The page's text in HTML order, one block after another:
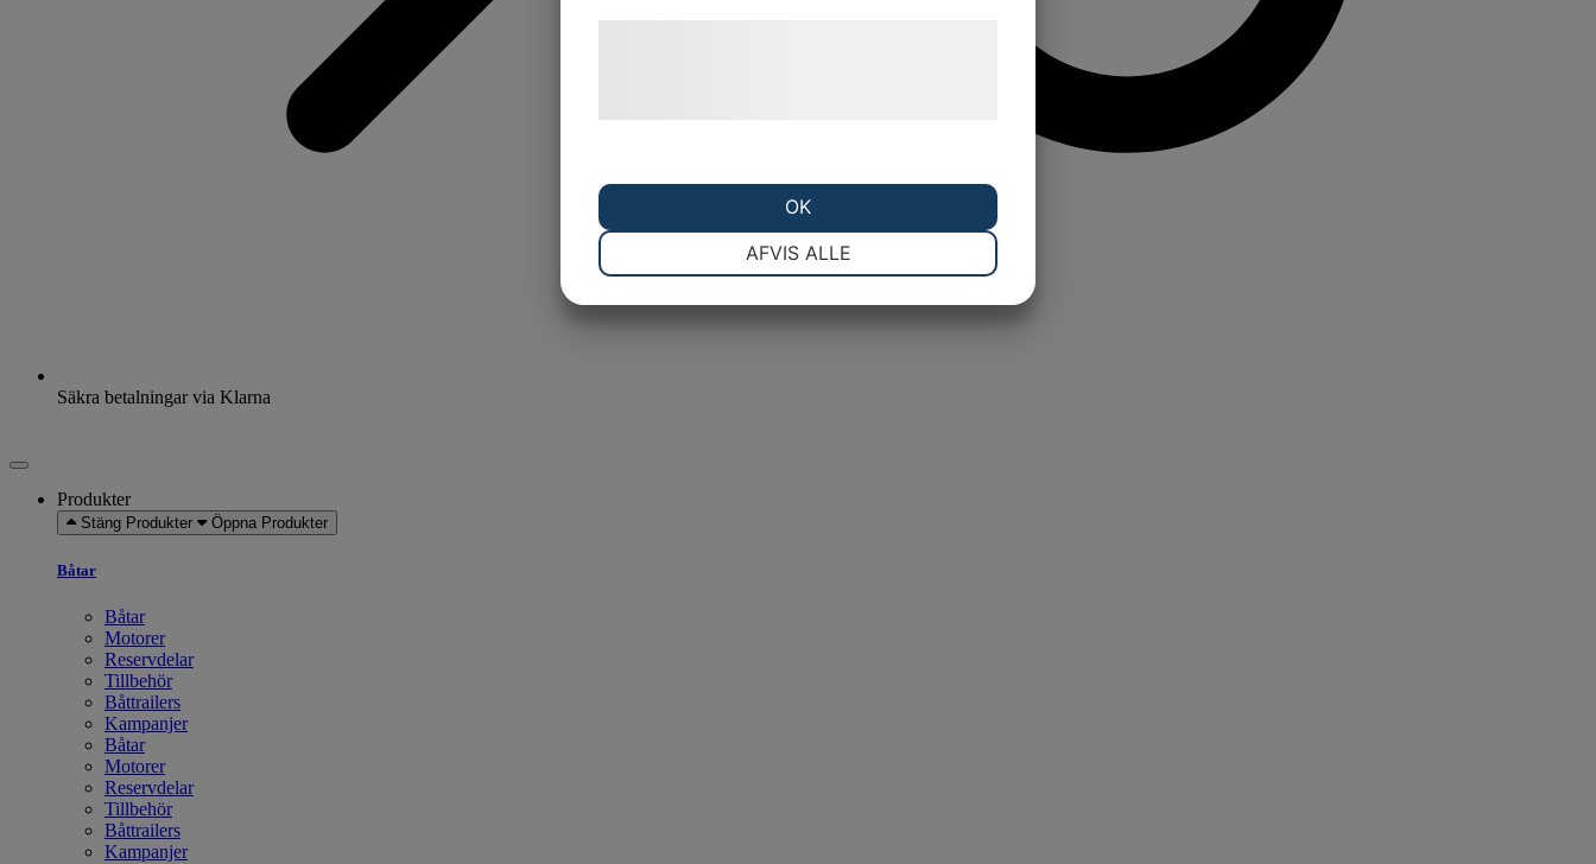
Säkra betalningar via Klarna
Produkter
Stäng Produkter Öppna Produkter
Båtar
Båtar
Motorer
Reservdelar
Tillbehör
Båttrailers
Kampanjer
Båtar
Motorer
Reservdelar
Tillbehör
Båttrailers
Kampanjer
AFVIS ALLE
OK